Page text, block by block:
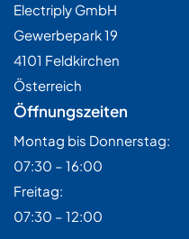
Electriply GmbH
Gewerbepark 19
4101 Feldkirchen
Österreich
Öffnungszeiten
Montag bis Donnerstag:
07:30 – 16:00
Freitag:
07:30 – 12:00